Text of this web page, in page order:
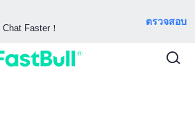
Faster！
ตรวจสอบ